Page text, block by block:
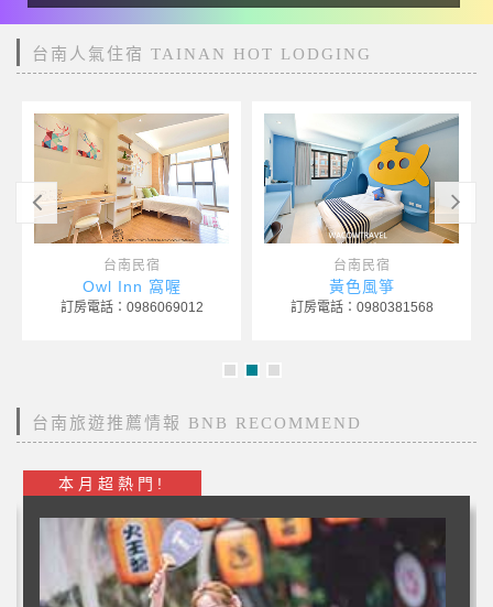
台南人氣住宿 TAINAN HOT LODGING
台南民宿
西港外婆家
訂房電話：0903586601
台南民宿
124巷花園
訂房電話：0926616869
台南旅遊推薦情報 BNB RECOMMEND
本月超熱門!